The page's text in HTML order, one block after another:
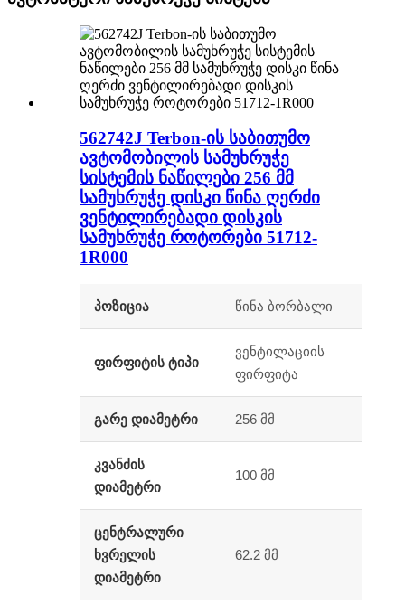
562742J Terbon-ის საბითუმო
ავტომობილის სამუხრუჭე
სისტემის ნაწილები 256 მმ
სამუხრუჭე დისკი წინა ღერძი
ვენტილირებადი დისკის
სამუხრუჭე როტორები 51712-
1R000
პოზიცია წინა ბორბალი
ფირფიტის ტიპი
ვენტილაციის
ფირფიტა
გარე დიამეტრი 256 მმ
კვანძის
დიამეტრი
100 მმ
ცენტრალური
ხვრელის
დიამეტრი
62.2 მმ